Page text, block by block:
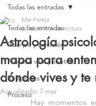
Todas las entradas
Cuerpo y emoción
Proceso vital y sentido
Relaciones
Proceso
Todas las entradas
Astrología
mapa para
dónde vives y te
Mai Pareja
23 feb 5 min de lectura
Actualizado: 7 mar